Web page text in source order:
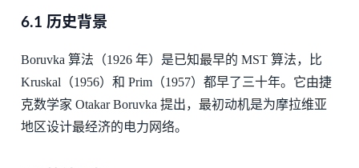
6.1 历史背景
Boruvka 算法（1926 年）是已知最早的 MST 算法，比
Kruskal（1956）和 Prim（1957）都早了三十年。它由捷
克数学家 Otakar Boruvka 提出，最初动机是为摩拉维亚
地区设计最经济的电力网络。